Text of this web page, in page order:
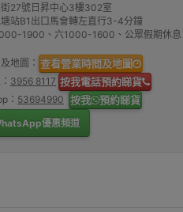
27號日昇中心3樓302室
塘站B1出口馬會轉左直行3-4分鐘
1900、六1000-1600、公眾假期休息
地圖： 查看營業時間及地圖
3956 8117 按我電話預約睇貨
： 53694990 按我 預約睇貨
優惠頻道